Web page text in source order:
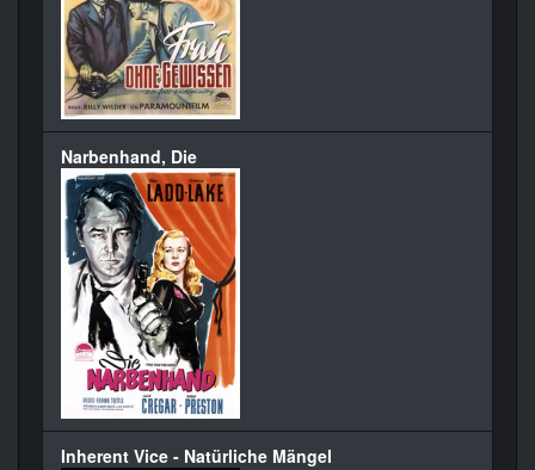
Narbenhand, Die
Inherent Vice - Natürliche Mängel